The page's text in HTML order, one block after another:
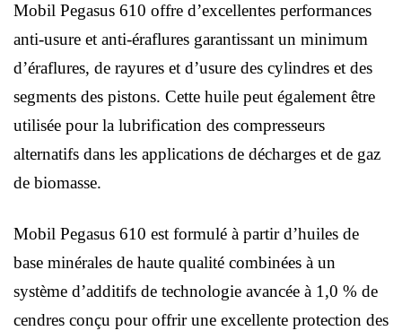
Mobil Pegasus 610 offre d’excellentes performances
anti-usure et anti-éraflures garantissant un minimum
d’éraflures, de rayures et d’usure des cylindres et des
segments des pistons. Cette huile peut également être
utilisée pour la lubrification des compresseurs
alternatifs dans les applications de décharges et de gaz
de biomasse.
Mobil Pegasus 610 est formulé à partir d’huiles de
base minérales de haute qualité combinées à un
système d’additifs de technologie avancée à 1,0 % de
cendres conçu pour offrir une excellente protection des